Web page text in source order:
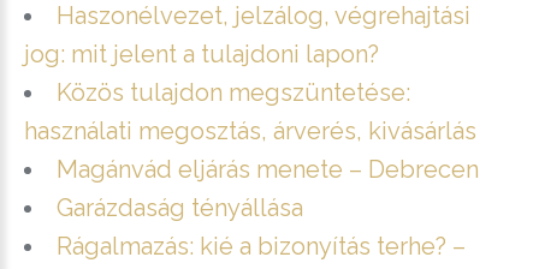
Haszonélvezet, jelzálog, végrehajtási
jog: mit jelent a tulajdoni lapon?
Közös tulajdon megszüntetése:
használati megosztás, árverés, kivásárlás
Magánvád eljárás menete – Debrecen
Garázdaság tényállása
Rágalmazás: kié a bizonyítás terhe? –